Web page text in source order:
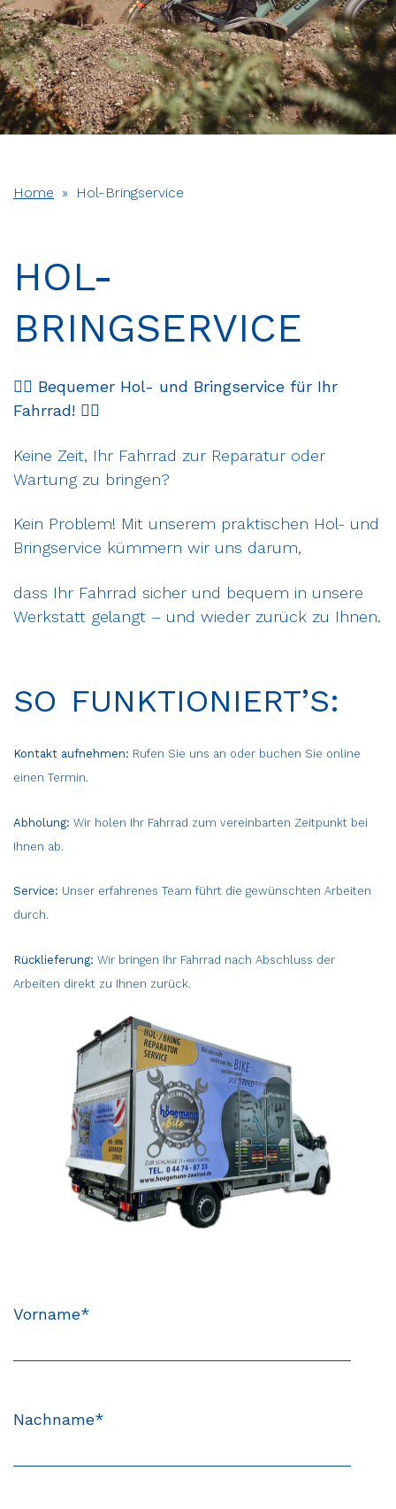
Home » Hol-Bringservice
HOL-
BRINGSERVICE
🚴‍♂️ Bequemer Hol- und Bringservice für Ihr
Fahrrad! 🚴‍♀️
Keine Zeit, Ihr Fahrrad zur Reparatur oder
Wartung zu bringen?
Kein Problem! Mit unserem praktischen Hol- und
Bringservice kümmern wir uns darum,
dass Ihr Fahrrad sicher und bequem in unsere
Werkstatt gelangt – und wieder zurück zu Ihnen.
SO FUNKTIONIERT’S:
Kontakt aufnehmen: Rufen Sie uns an oder buchen Sie online
einen Termin.
Abholung: Wir holen Ihr Fahrrad zum vereinbarten Zeitpunkt bei
Ihnen ab.
Service: Unser erfahrenes Team führt die gewünschten Arbeiten
durch.
Rücklieferung: Wir bringen Ihr Fahrrad nach Abschluss der
Arbeiten direkt zu Ihnen zurück.
Vorname*
Nachname*